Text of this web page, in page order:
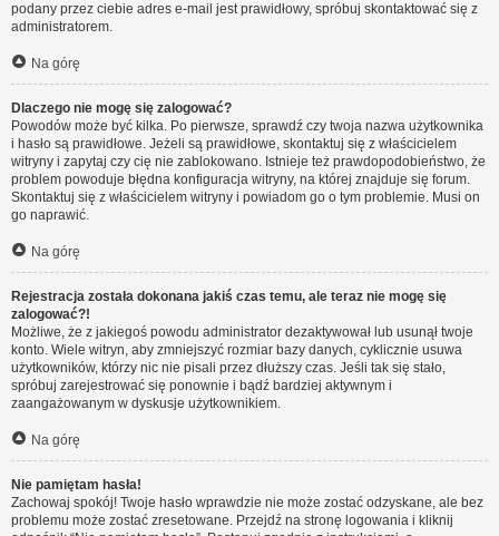
podany przez ciebie adres e-mail jest prawidłowy, spróbuj skontaktować się z
administratorem.
Na górę
Dlaczego nie mogę się zalogować?
Powodów może być kilka. Po pierwsze, sprawdź czy twoja nazwa użytkownika
i hasło są prawidłowe. Jeżeli są prawidłowe, skontaktuj się z właścicielem
witryny i zapytaj czy cię nie zablokowano. Istnieje też prawdopodobieństwo, że
problem powoduje błędna konfiguracja witryny, na której znajduje się forum.
Skontaktuj się z właścicielem witryny i powiadom go o tym problemie. Musi on
go naprawić.
Na górę
Rejestracja została dokonana jakiś czas temu, ale teraz nie mogę się
zalogować?!
Możliwe, że z jakiegoś powodu administrator dezaktywował lub usunął twoje
konto. Wiele witryn, aby zmniejszyć rozmiar bazy danych, cyklicznie usuwa
użytkowników, którzy nic nie pisali przez dłuższy czas. Jeśli tak się stało,
spróbuj zarejestrować się ponownie i bądź bardziej aktywnym i
zaangażowanym w dyskusje użytkownikiem.
Na górę
Nie pamiętam hasła!
Zachowaj spokój! Twoje hasło wprawdzie nie może zostać odzyskane, ale bez
problemu może zostać zresetowane. Przejdź na stronę logowania i kliknij